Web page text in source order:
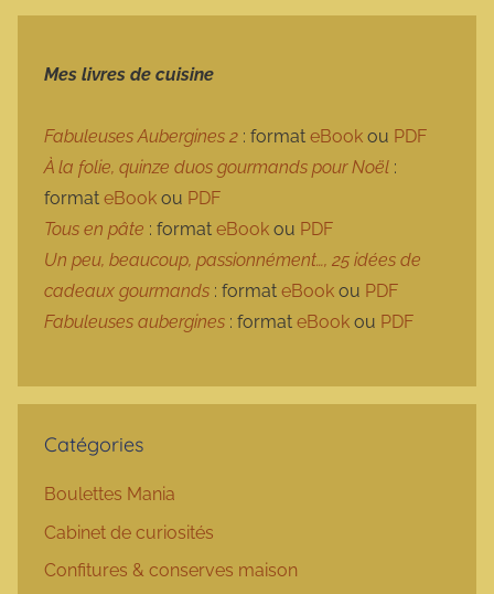
Mes livres de cuisine
Fabuleuses Aubergines 2 : format eBook ou PDF
À la folie, quinze duos gourmands pour Noël :
format eBook ou PDF
Tous en pâte : format eBook ou PDF
Un peu, beaucoup, passionnément…, 25 idées de
cadeaux gourmands : format eBook ou PDF
Fabuleuses aubergines : format eBook ou PDF
Catégories
Boulettes Mania
Cabinet de curiosités
Confitures & conserves maison